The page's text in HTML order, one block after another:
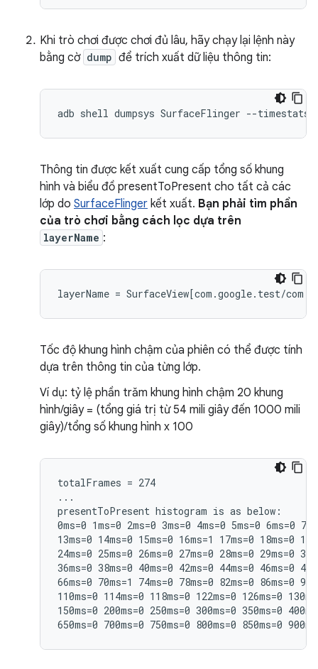
Khi trò chơi được chơi đủ lâu, hãy chạy lại lệnh này
bằng cờ dump để trích xuất dữ liệu thông tin:
Thông tin được kết xuất cung cấp tổng số khung
hình và biểu đồ presentToPresent cho tất cả các
lớp do SurfaceFlinger kết xuất. Bạn phải tìm phần
của trò chơi bằng cách lọc dựa trên
layerName :
Tốc độ khung hình chậm của phiên có thể được tính
dựa trên thông tin của từng lớp.
Ví dụ: tỷ lệ phần trăm khung hình chậm 20 khung
hình/giây = (tổng giá trị từ 54 mili giây đến 1000 mili
giây)/tổng số khung hình x 100
totalFrames = 274
...
presentToPresent histogram is as below:
0ms=0 1ms=0 2ms=0 3ms=0 4ms=0 5ms=0 6ms=0
13ms=0 14ms=0 15ms=0 16ms=1 17ms=0 18ms=0
24ms=0 25ms=0 26ms=0 27ms=0 28ms=0 29ms=0
36ms=0 38ms=0 40ms=0 42ms=0 44ms=0 46ms=0
66ms=0 70ms=1 74ms=0 78ms=0 82ms=0 86ms=0
110ms=0 114ms=0 118ms=0 122ms=0 126ms=0
150ms=0 200ms=0 250ms=0 300ms=0 350ms=0